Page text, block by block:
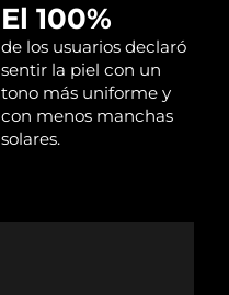
El 100%
de los usuarios declaró
sentir la piel con un
tono más uniforme y
con menos manchas
solares.
Entrega prevista
Entrega prevista 8/8/26
Entrega prevista8/11/26
Entrega prevista8/9/26